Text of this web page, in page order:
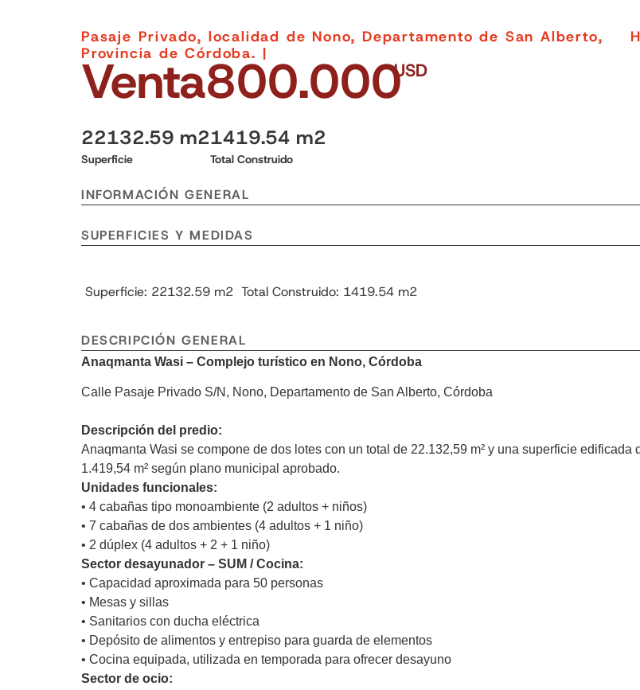
Pasaje Privado, localidad de Nono, Departamento de San Alberto,
Provincia de Córdoba. |
Venta800.000USD
22132.59 m2
Superficie
1419.54 m2
Total Construido
INFORMACIÓN GENERAL
SUPERFICIES Y MEDIDAS
Superficie: 22132.59 m2 Total Construido: 1419.54 m2
DESCRIPCIÓN GENERAL
Anaqmanta Wasi – Complejo turístico en Nono, Córdoba
Calle Pasaje Privado S/N, Nono, Departamento de San Alberto, Córdoba
Descripción del predio:
Anaqmanta Wasi se compone de dos lotes con un total de 22.132,59 m² y una superficie edificada
1.419,54 m² según plano municipal aprobado.
Unidades funcionales:
• 4 cabañas tipo monoambiente (2 adultos + niños)
• 7 cabañas de dos ambientes (4 adultos + 1 niño)
• 2 dúplex (4 adultos + 2 + 1 niño)
Sector desayunador – SUM / Cocina:
• Capacidad aproximada para 50 personas
• Mesas y sillas
• Sanitarios con ducha eléctrica
• Depósito de alimentos y entrepiso para guarda de elementos
• Cocina equipada, utilizada en temporada para ofrecer desayuno
Sector de ocio: